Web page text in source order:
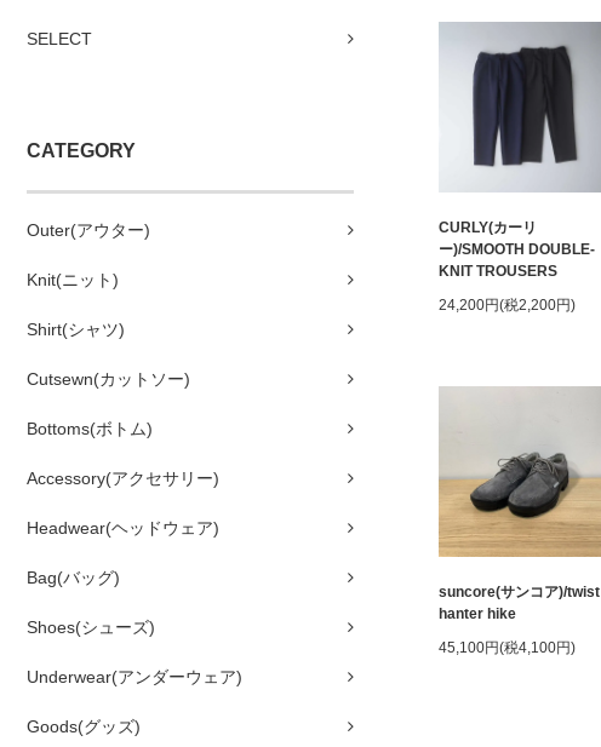
SELECT
CATEGORY
Outer(アウター)
Knit(ニット)
Shirt(シャツ)
Cutsewn(カットソー)
Bottoms(ボトム)
Accessory(アクセサリー)
Headwear(ヘッドウェア)
Bag(バッグ)
Shoes(シューズ)
Underwear(アンダーウェア)
Goods(グッズ)
CURLY(カーリ
ー)/SMOOTH DOUBLE-
KNIT TROUSERS
24,200円(税2,200円)
suncore(サンコア)/twist
hanter hike
45,100円(税4,100円)